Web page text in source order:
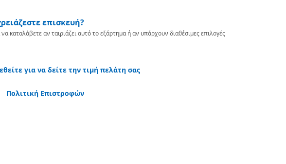
επισκευή?
καταλάβετε αν ταιριάζει αυτό το εξάρτημα ή αν υπάρχουν διαθέσιμες επιλογές
για να δείτε την τιμή πελάτη σας
Πολιτική Επιστροφών